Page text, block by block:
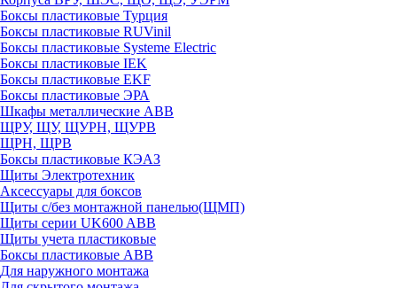
Боксы пластиковые Турция
Боксы пластиковые RUVinil
Боксы пластиковые Systeme Electric
Боксы пластиковые IEK
Боксы пластиковые EKF
Боксы пластиковые ЭРА
Шкафы металлические ABB
ЩРУ, ЩУ, ЩУРН, ЩУРВ
ЩРН, ЩРВ
Боксы пластиковые КЭАЗ
Щиты Электротехник
Аксессуары для боксов
Щиты с/без монтажной панелью(ЩМП)
Щиты серии UK600 ABB
Щиты учета пластиковые
Боксы пластиковые ABB
Для наружного монтажа